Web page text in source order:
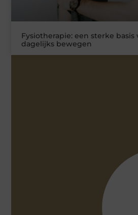
Fysiotherapie: een sterke basis
dagelijks bewegen